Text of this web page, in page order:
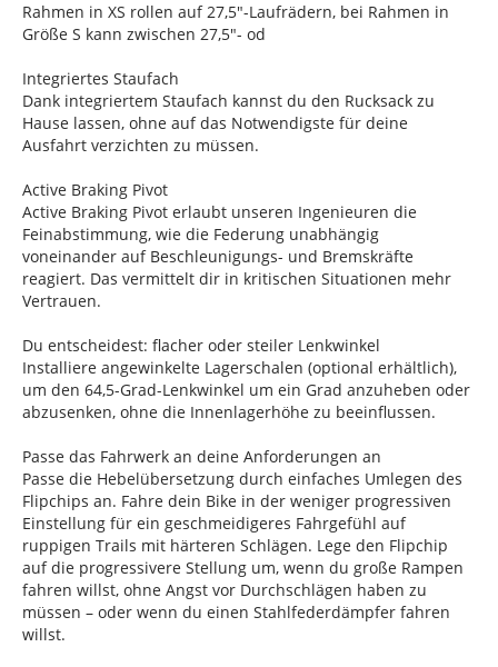
Rahmen in XS rollen auf 27,5"-Laufrädern, bei Rahmen in
Größe S kann zwischen 27,5"- od
Integriertes Staufach
Dank integriertem Staufach kannst du den Rucksack zu
Hause lassen, ohne auf das Notwendigste für deine
Ausfahrt verzichten zu müssen.
Active Braking Pivot
Active Braking Pivot erlaubt unseren Ingenieuren die
Feinabstimmung, wie die Federung unabhängig
voneinander auf Beschleunigungs- und Bremskräfte
reagiert. Das vermittelt dir in kritischen Situationen mehr
Vertrauen.
Du entscheidest: flacher oder steiler Lenkwinkel
Installiere angewinkelte Lagerschalen (optional erhältlich),
um den 64,5-Grad-Lenkwinkel um ein Grad anzuheben oder
abzusenken, ohne die Innenlagerhöhe zu beeinflussen.
Passe das Fahrwerk an deine Anforderungen an
Passe die Hebelübersetzung durch einfaches Umlegen des
Flipchips an. Fahre dein Bike in der weniger progressiven
Einstellung für ein geschmeidigeres Fahrgefühl auf
ruppigen Trails mit härteren Schlägen. Lege den Flipchip
auf die progressivere Stellung um, wenn du große Rampen
fahren willst, ohne Angst vor Durchschlägen haben zu
müssen – oder wenn du einen Stahlfederdämpfer fahren
willst.